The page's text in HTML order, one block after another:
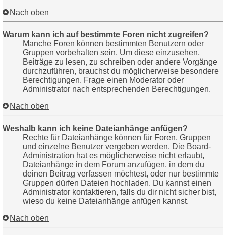
Nach oben
Warum kann ich auf bestimmte Foren nicht zugreifen?
Manche Foren können bestimmten Benutzern oder
Gruppen vorbehalten sein. Um diese einzusehen,
Beiträge zu lesen, zu schreiben oder andere Vorgänge
durchzuführen, brauchst du möglicherweise besondere
Berechtigungen. Frage einen Moderator oder
Administrator nach entsprechenden Berechtigungen.
Nach oben
Weshalb kann ich keine Dateianhänge anfügen?
Rechte für Dateianhänge können für Foren, Gruppen
und einzelne Benutzer vergeben werden. Die Board-
Administration hat es möglicherweise nicht erlaubt,
Dateianhänge in dem Forum anzufügen, in dem du
deinen Beitrag verfassen möchtest, oder nur bestimmte
Gruppen dürfen Dateien hochladen. Du kannst einen
Administrator kontaktieren, falls du dir nicht sicher bist,
wieso du keine Dateianhänge anfügen kannst.
Nach oben